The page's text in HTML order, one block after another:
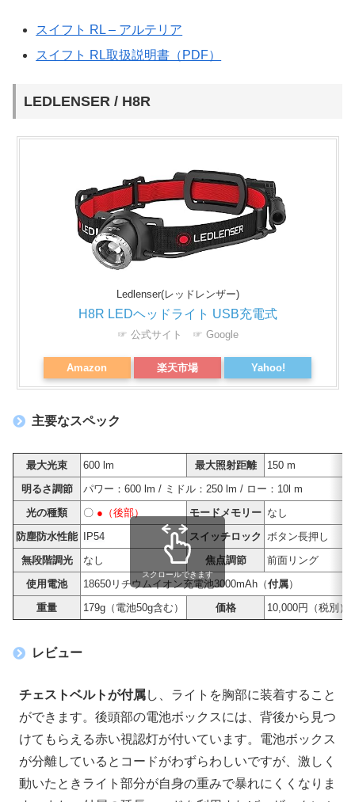
スイフト RL – アルテリア
スイフト RL取扱説明書（PDF）
LEDLENSER / H8R
Ledlenser(レッドレンザー)
H8R LEDヘッドライト USB充電式
☞ 公式サイト ☞ Google
Amazon 楽天市場 Yahoo!
主要なスペック
最大光束 600 lm 最大照射距離
150 m
明るさ調節
パワー：600 lm / ミドル：250 lm / ロー：10l m
光の種類
〇 ●（後部） モードメモリー なし
防塵防水性能 IP54 スイッチロック ボタン長押し
無段階調光
なし 焦点調節
前面リング
使用電池
18650リチウムイオン充電池3000mAh（付属）
重量
179g（電池50g含む） 価格 10,000円（税別）
スクロールできます
レビュー
チェストベルトが付属し、ライトを胸部に装着すること
ができます。後頭部の電池ボックスには、背後から見つ
けてもらえる赤い視認灯が付いています。電池ボックス
が分離しているとコードがわずらわしいですが、激しく
動いたときライト部分が自身の重みで暴れにくくなりま